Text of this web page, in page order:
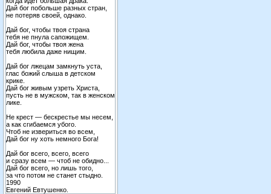
Дай бог побольше разных стран,
не потеряв своей, однако.
Дай бог, чтобы твоя страна
тебя не пнула сапожищем.
Дай бог, чтобы твоя жена
тебя любила даже нищим.
Дай бог лжецам замкнуть уста,
глас божий слыша в детском
крике.
Дай бог живым узреть Христа,
пусть не в мужском, так в женском
лике.
Не крест — бескрестье мы несем,
а как сгибаемся убого.
Чтоб не извериться во всем,
Дай бог ну хоть немного Бога!
Дай бог всего, всего, всего
и сразу всем — чтоб не обидно...
Дай бог всего, но лишь того,
за что потом не станет стыдно.
1990
Евгений Евтушенко.